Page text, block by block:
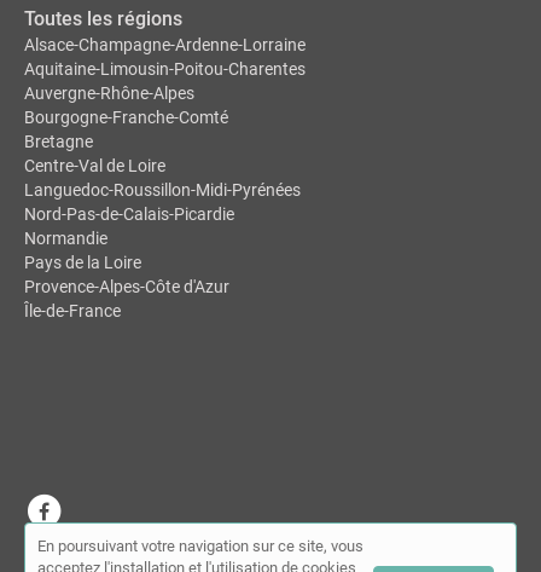
Toutes les régions
Alsace-Champagne-Ardenne-Lorraine
Aquitaine-Limousin-Poitou-Charentes
Auvergne-Rhône-Alpes
Bourgogne-Franche-Comté
Bretagne
Centre-Val de Loire
Languedoc-Roussillon-Midi-Pyrénées
Nord-Pas-de-Calais-Picardie
Normandie
Pays de la Loire
Provence-Alpes-Côte d'Azur
Île-de-France
© MDSL | Annuaire des chiropracteurs 2026 |
En poursuivant votre navigation sur ce site, vous
acceptez l'installation et l'utilisation de cookies